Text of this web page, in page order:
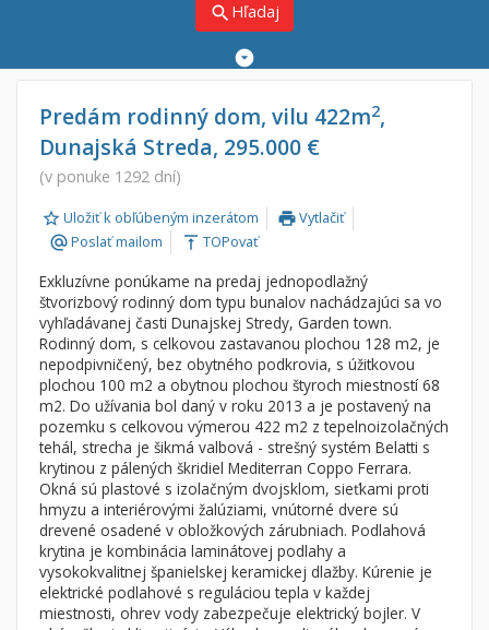
search Hľadaj
Predaj
Prenájom
Od:
Do:
Lokalita
×
Trnavský (kraj)
Byt
Garsónky
Dvojgarsónky
1-izbové
2-izbové
3-izbové
4 a viac izbové byty
Dom
Vila
Chalupa
Predám rodinný dom, vilu 422m2,
Dunajská Streda, 295.000 €
(v ponuke 1292 dní)
Uložiť k obľúbeným inzerátom printVytlačiť
alternate_emailPoslať mailom vertical_align_top TOPovať
Exkluzívne ponúkame na predaj jednopodlažný
štvorizbový rodinný dom typu bunalov nachádzajúci sa vo
vyhľadávanej časti Dunajskej Stredy, Garden town.
Rodinný dom, s celkovou zastavanou plochou 128 m2, je
nepodpivničený, bez obytného podkrovia, s úžitkovou
plochou 100 m2 a obytnou plochou štyroch miestností 68
m2. Do užívania bol daný v roku 2013 a je postavený na
pozemku s celkovou výmerou 422 m2 z tepelnoizolačných
tehál, strecha je šikmá valbová - strešný systém Belatti s
krytinou z pálených škridiel Mediterran Coppo Ferrara.
Okná sú plastové s izolačným dvojsklom, sieťkami proti
hmyzu a interiérovými žalúziami, vnútorné dvere sú
drevené osadené v obložkových zárubniach. Podlahová
krytina je kombinácia laminátovej podlahy a
vysokokvalitnej španielskej keramickej dlažby. Kúrenie je
elektrické podlahové s reguláciou tepla v každej
miestnosti, ohrev vody zabezpečuje elektrický bojler. V